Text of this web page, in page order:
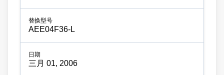
AEE04F36-L
三月 01, 2006